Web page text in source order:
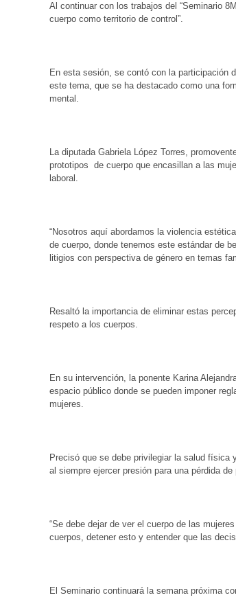
Al continuar con los trabajos del “Seminario
cuerpo como territorio de control”.
En esta sesión, se contó con la participación
este tema, que se ha destacado como una
mental.
La diputada Gabriela López Torres,
prototipos de cuerpo que encasillan a las
laboral.
“Nosotros aquí abordamos la violencia
de cuerpo, donde tenemos este estándar de
litigios con perspectiva de género en temas
Resaltó la importancia de eliminar estas
respeto a los cuerpos.
En su intervención, la ponente Karina
espacio público donde se pueden imponer
mujeres.
Precisó que se debe privilegiar la salud
al siempre ejercer presión para una pérdida
“Se debe dejar de ver el cuerpo de las
cuerpos, detener esto y entender que las
El Seminario continuará la semana próxima